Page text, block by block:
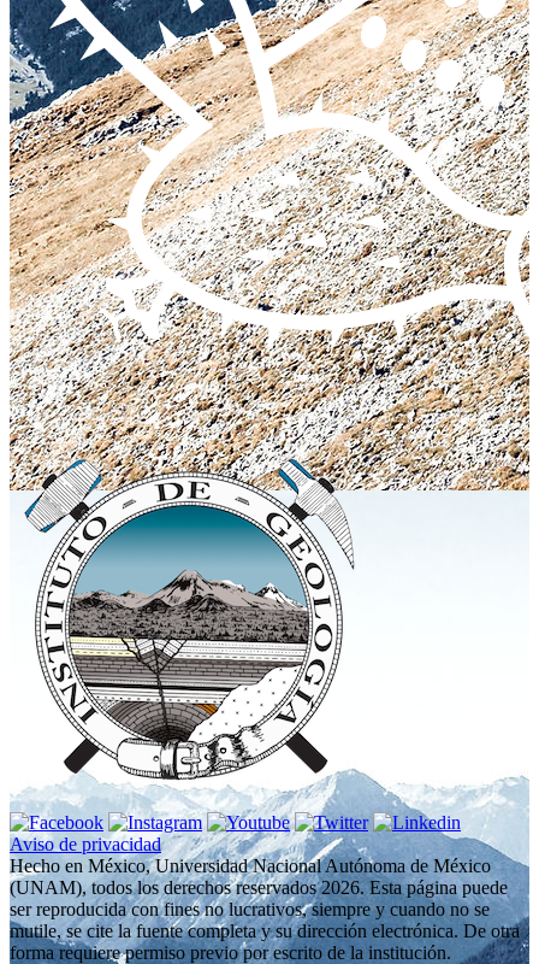
Aviso de privacidad
Hecho en México, Universidad Nacional Autónoma de México
(UNAM), todos los derechos reservados 2026. Esta página puede
ser reproducida con fines no lucrativos, siempre y cuando no se
mutile, se cite la fuente completa y su dirección electrónica. De otra
forma requiere permiso previo por escrito de la institución.